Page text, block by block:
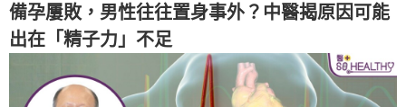
備孕屢敗，男性往往置身事外？中醫揭原因可能
出在「精子力」不足